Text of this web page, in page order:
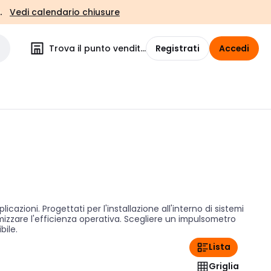
Vedi calendario chiusure
Trova il punto vendita Registrati Accedi
Progettati per l'installazione all'interno di sistemi
l'efficienza operativa. Scegliere un impulsometro
Lista
Griglia